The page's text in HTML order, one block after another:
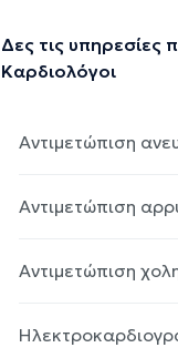
Δες τις
Καρδιολόγοι
Αντιμετώπιση
Αντιμετώπιση
Αντιμετώπιση